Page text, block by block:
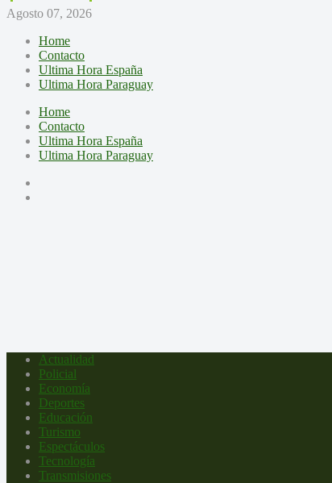
Agosto 07, 2026
Home
Contacto
Ultima Hora España
Ultima Hora Paraguay
Home
Contacto
Ultima Hora España
Ultima Hora Paraguay
Actualidad
Policial
Economía
Deportes
Educación
Turismo
Espectáculos
Tecnología
Transmisiones